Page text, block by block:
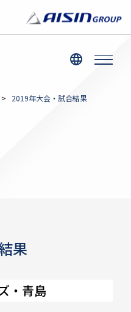
> 2019年大会・試合結果
果
・青島